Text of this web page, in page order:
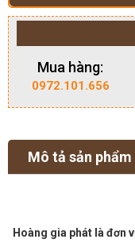
Mua hàng:
0972.101.656
Mô tả sản phẩm
Hoàng gia phát là đơn